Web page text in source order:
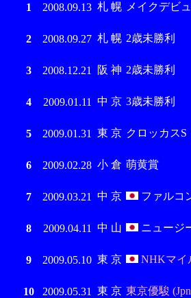
1 2008.09.13 札 幌 メイクデビ
2 2008.09.27 札 幌 2歳未勝利
3 2008.12.21 阪 神 2歳未勝利
4 2009.01.11 中 京 3歳未勝利
5 2009.01.31 東 京 クロッカスS
6 2009.02.28 小 倉 萌黄賞
7 2009.03.21 中 京 ファルコ
8 2009.04.11 中 山 ニュージ
9 2009.05.10 東 京 NHKマイ
10 2009.05.31 東 京 東京優駿